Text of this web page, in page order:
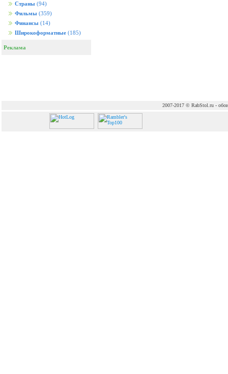
Страны (94)
Фильмы (359)
Финансы (14)
Широкоформатные (185)
Реклама
2007-2017 © RabStol.ru - обои